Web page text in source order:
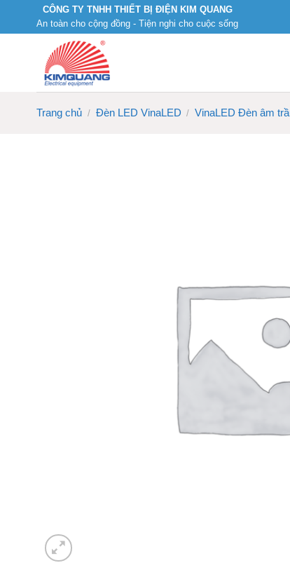
CÔNG TY TNHH THIẾT BỊ ĐIỆN KIM QUANG
An toàn cho cộng đồng - Tiện nghi cho cuộc sống
Trang chủ / Đèn LED VinaLED / VinaLED Đèn âm